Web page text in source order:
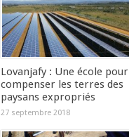
Lovanjafy : Une école pour
compenser les terres des
paysans expropriés
27 septembre 2018